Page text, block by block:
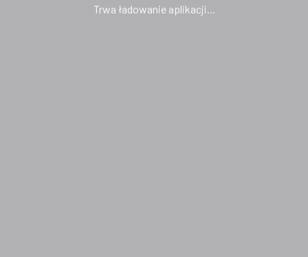
Trwa ładowanie aplikacji...